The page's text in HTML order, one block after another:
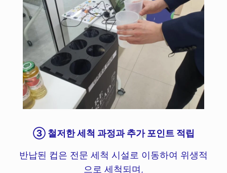
③ 철저한 세척 과정과 추가 포인트 적립
반납된 컵은 전문 세척 시설로 이동하여 위생적
으로 세척되며,